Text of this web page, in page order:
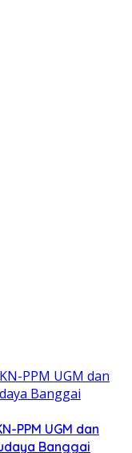
PPM UGM dan
Banggai